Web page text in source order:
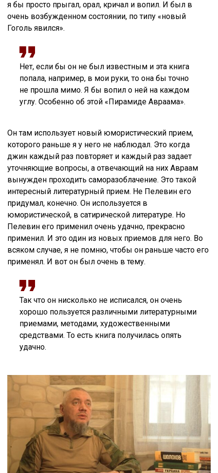
я бы просто прыгал, орал, кричал и вопил. И был в
очень возбужденном состоянии, по типу «новый
Гоголь явился».
Нет, если бы он не был известным и эта книга
попала, например, в мои руки, то она бы точно
не прошла мимо. Я бы вопил о ней на каждом
углу. Особенно об этой «Пирамиде Авраама».
Он там использует новый юмористический прием,
которого раньше я у него не наблюдал. Это когда
джин каждый раз повторяет и каждый раз задает
уточняющие вопросы, а отвечающий на них Авраам
вынужден проходить саморазоблачение. Это такой
интересный литературный прием. Не Пелевин его
придумал, конечно. Он используется в
юмористической, в сатирической литературе. Но
Пелевин его применил очень удачно, прекрасно
применил. И это один из новых приемов для него. Во
всяком случае, я не помню, чтобы он раньше часто его
применял. И вот он был очень в тему.
Так что он нисколько не исписался, он очень
хорошо пользуется различными литературными
приемами, методами, художественными
средствами. То есть книга получилась опять
удачно.